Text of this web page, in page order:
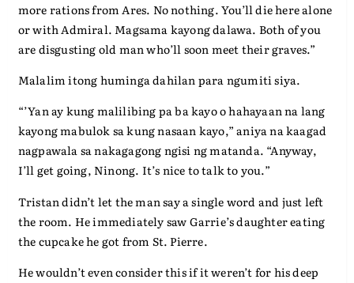
more rations from Ares. No nothing. You’ll die here alone
or with Admiral. Magsama kayong dalawa. Both of you
are disgusting old man who’ll soon meet their graves.”
Malalim itong huminga dahilan para ngumiti siya.
“’Yan ay kung malilibing pa ba kayo o hahayaan na lang
kayong mabulok sa kung nasaan kayo,” aniya na kaagad
nagpawala sa nakagagong ngisi ng matanda. “Anyway,
I’ll get going, Ninong. It’s nice to talk to you.”
Tristan didn’t let the man say a single word and just left
the room. He immediately saw Garrie’s daughter eating
the cupcake he got from St. Pierre.
He wouldn’t even consider this if it weren’t for his deep